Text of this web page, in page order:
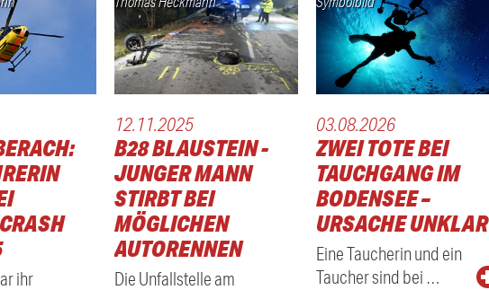
ihr
12.11.2025
B28 BLAUSTEIN -
JUNGER MANN
STIRBT BEI
MÖGLICHEN
AUTORENNEN
Die Unfallstelle am
03.08.2026
ZWEI TOTE BEI
TAUCHGANG IM
BODENSEE –
URSACHE UNKLAR
Eine Taucherin und ein
Taucher sind bei …